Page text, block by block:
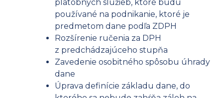
platobných služieb, ktoré budú
používané na podnikanie, ktoré je
predmetom dane podľa ZDPH
Rozšírenie ručenia za DPH
z predchádzajúceho stupňa
Zavedenie osobitného spôsobu úhrady
dane
Úprava definície základu dane, do